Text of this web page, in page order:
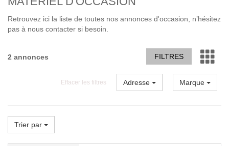
Retrouvez ici la liste de toutes nos annonces d'occasion, n’hésitez
pas à nous contacter si besoin.
2 annonces FILTRES
Effacer les filtres Adresse Marque
Trier par